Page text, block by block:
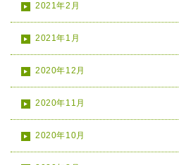
2021年2月
2021年1月
2020年12月
2020年11月
2020年10月